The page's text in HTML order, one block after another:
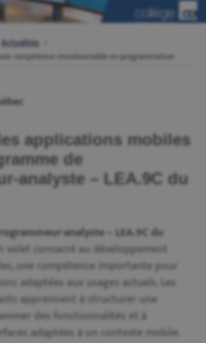
Actualités
competence incontournable en programmation
applications mobiles
de
analyste – LEA.9C du
analyste – LEA.9C du
volet consacré au développement
une compétence importante pour
adaptées aux usages actuels. Les
apprennent à structurer une
des fonctionnalités et à
adaptées à un contexte mobile.